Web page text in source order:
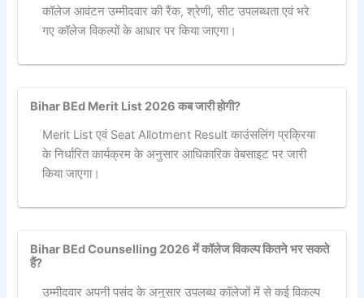
कॉलेज आवंटन उम्मीदवार की रैंक, श्रेणी, सीट उपलब्धता एवं भरे
गए कॉलेज विकल्पों के आधार पर किया जाएगा।
Bihar BEd Merit List 2026 कब जारी होगी?
Merit List एवं Seat Allotment Result काउंसलिंग प्रक्रिया
के निर्धारित कार्यक्रम के अनुसार आधिकारिक वेबसाइट पर जारी
किया जाएगा।
Bihar BEd Counselling 2026 में कॉलेज विकल्प कितने भर सकते
हैं?
उम्मीदवार अपनी पसंद के अनुसार उपलब्ध कॉलेजों में से कई विकल्प